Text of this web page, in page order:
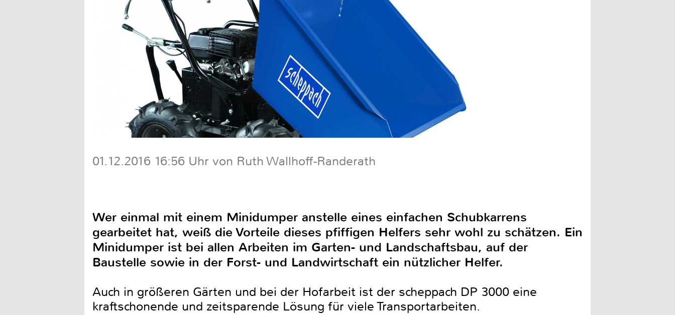
01.12.2016 16:56 Uhr von Ruth Wallhoff-Randerath
Wer einmal mit einem Minidumper anstelle eines einfachen Schubkarrens
gearbeitet hat, weiß die Vorteile dieses pfiffigen Helfers sehr wohl zu schätzen. Ein
Minidumper ist bei allen Arbeiten im Garten- und Landschaftsbau, auf der
Baustelle sowie in der Forst- und Landwirtschaft ein nützlicher Helfer.
Auch in größeren Gärten und bei der Hofarbeit ist der scheppach DP 3000 eine
kraftschonende und zeitsparende Lösung für viele Transportarbeiten.